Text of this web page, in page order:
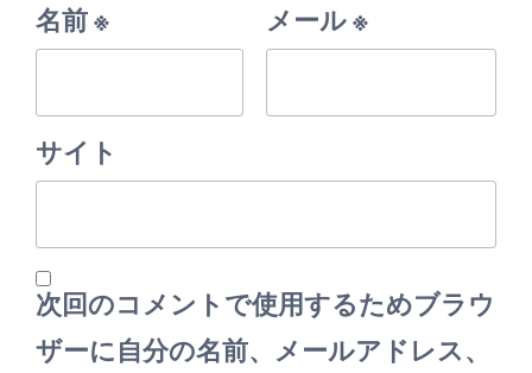
名前※ メール※
サイト
次回のコメントで使用するためブラウ
ザーに自分の名前、メールアドレス、